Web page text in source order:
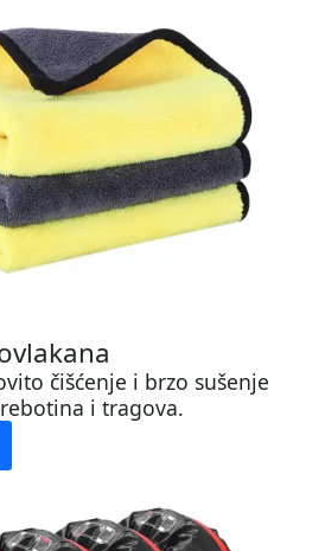
čišćenje i brzo sušenje
i tragova.